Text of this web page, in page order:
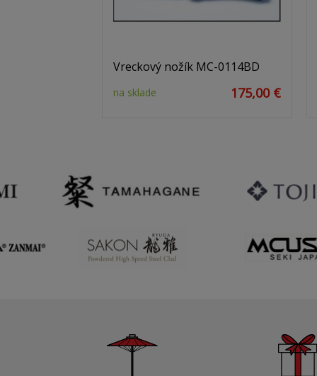
Vreckový nožík MC-0114BD
na sklade 175,00 €